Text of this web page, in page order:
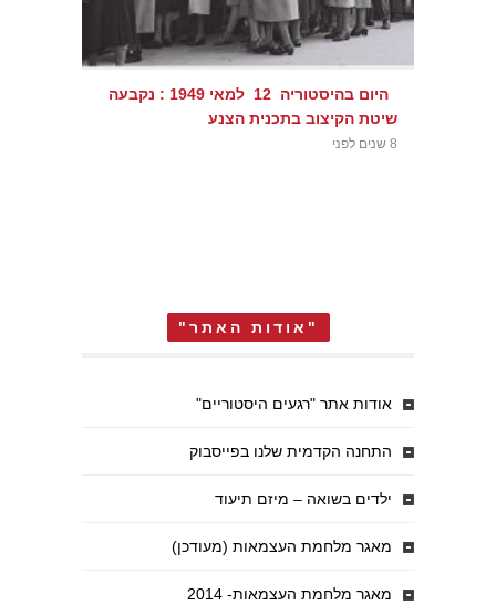
היום בהיסטוריה 12 למאי 1949 : נקבעה
שיטת הקיצוב בתכנית הצנע
8 שנים לפני
"אודות האתר"
אודות אתר "רגעים היסטוריים"
התחנה הקדמית שלנו בפייסבוק
ילדים בשואה – מיזם תיעוד
מאגר מלחמת העצמאות (מעודכן)
מאגר מלחמת העצמאות- 2014